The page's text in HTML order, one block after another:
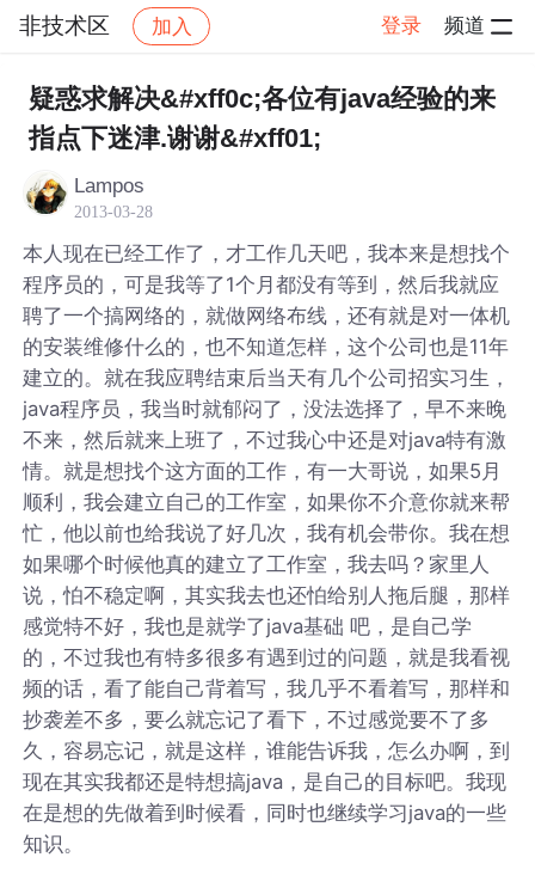
非技术区 加入 登录 频道
社区 非技术区 帖子详情
疑惑求解决&#xff0c;各位有java经验的来
指点下迷津.谢谢&#xff01;
Lampos
2013-03-28
本人现在已经工作了，才工作几天吧，我本来是想找个
程序员的，可是我等了1个月都没有等到，然后我就应
聘了一个搞网络的，就做网络布线，还有就是对一体机
的安装维修什么的，也不知道怎样，这个公司也是11年
建立的。就在我应聘结束后当天有几个公司招实习生，
java程序员，我当时就郁闷了，没法选择了，早不来晚
不来，然后就来上班了，不过我心中还是对java特有激
情。就是想找个这方面的工作，有一大哥说，如果5月
顺利，我会建立自己的工作室，如果你不介意你就来帮
忙，他以前也给我说了好几次，我有机会带你。我在想
如果哪个时候他真的建立了工作室，我去吗？家里人
说，怕不稳定啊，其实我去也还怕给别人拖后腿，那样
感觉特不好，我也是就学了java基础 吧，是自己学
的，不过我也有特多很多有遇到过的问题，就是我看视
频的话，看了能自己背着写，我几乎不看着写，那样和
抄袭差不多，要么就忘记了看下，不过感觉要不了多
久，容易忘记，就是这样，谁能告诉我，怎么办啊，到
现在其实我都还是特想搞java，是自己的目标吧。我现
在是想的先做着到时候看，同时也继续学习java的一些
知识。